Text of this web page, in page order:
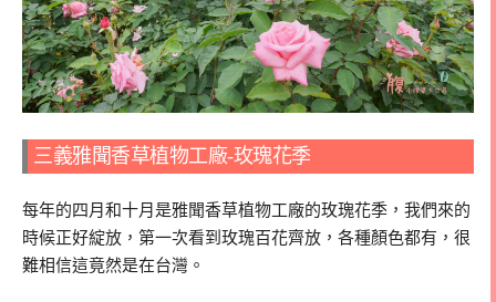
三義雅聞香草植物工廠-玫瑰花季
每年的四月和十月是雅聞香草植物工廠的玫瑰花季，我們來的
時候正好綻放，第一次看到玫瑰百花齊放，各種顏色都有，很
難相信這竟然是在台灣。